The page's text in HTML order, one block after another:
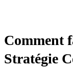
Comment
Stratégie